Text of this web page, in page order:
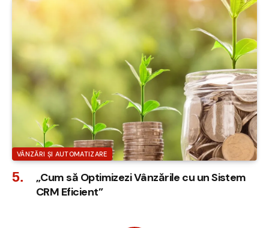
VÂNZĂRI ȘI AUTOMATIZARE
„Cum să Optimizezi Vânzările cu un Sistem
CRM Eficient”